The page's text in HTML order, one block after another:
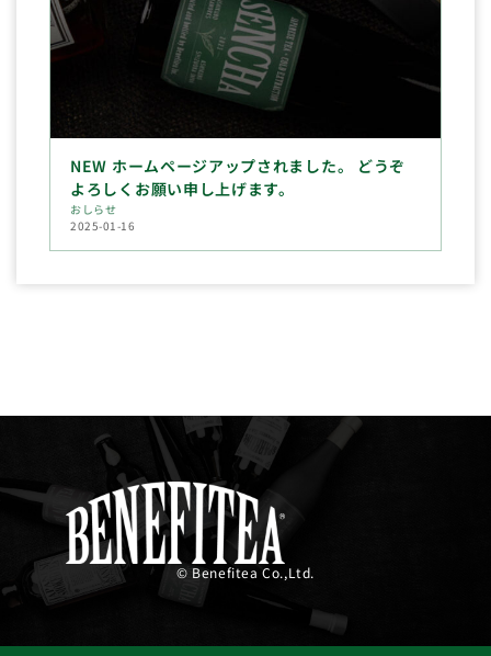
NEW ホームページアップされました。 どうぞ
よろしくお願い申し上げます。
おしらせ
2025-01-16
© Benefitea Co.,Ltd.